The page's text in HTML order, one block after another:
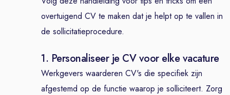
overtuigend CV te maken dat je helpt op te vallen in
de sollicitatieprocedure.
1. Personaliseer je CV voor elke vacature
Werkgevers waarderen CV's die specifiek zijn
afgestemd op de functie waarop je solliciteert. Zorg